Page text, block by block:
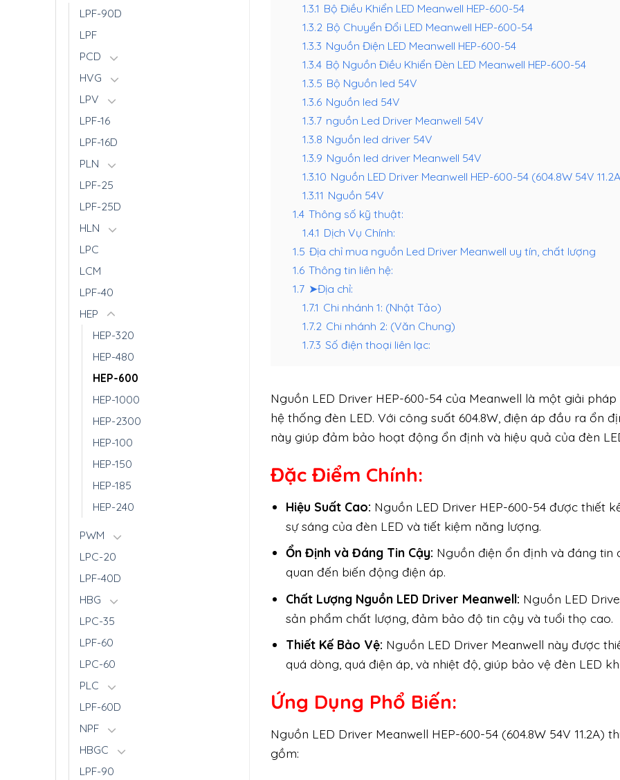
LPF-90D
LPF
PCD
HVG
LPV
LPF-16
LPF-16D
PLN
LPF-25
LPF-25D
HLN
LPC
LCM
LPF-40
HEP
HEP-320
HEP-480
HEP-600
HEP-1000
HEP-2300
HEP-100
HEP-150
HEP-185
HEP-240
PWM
LPC-20
LPF-40D
HBG
LPC-35
LPF-60
LPC-60
PLC
LPF-60D
NPF
HBGC
LPF-90
1.3.1 Bộ Điều Khiển LED Meanwell HEP-600-54
1.3.2 Bộ Chuyển Đổi LED Meanwell HEP-600-54
1.3.3 Nguồn Điện LED Meanwell HEP-600-54
1.3.4 Bộ Nguồn Điều Khiển Đèn LED Meanwell HEP-600-54
1.3.5 Bộ Nguồn led 54V
1.3.6 Nguồn led 54V
1.3.7 nguồn Led Driver Meanwell 54V
1.3.8 Nguồn led driver 54V
1.3.9 Nguồn led driver Meanwell 54V
1.3.10 Nguồn LED Driver Meanwell HEP-600-54 (604.8W 54V
1.3.11 Nguồn 54V
1.4 Thông số kỹ thuật:
1.4.1 Dịch Vụ Chính:
1.5 Địa chỉ mua nguồn Led Driver Meanwell uy tín, chất lượng
1.6 Thông tin liên hệ:
1.7 ➤Địa chỉ:
1.7.1 Chi nhánh 1: (Nhật Tảo)
1.7.2 Chi nhánh 2: (Văn Chung)
1.7.3 Số điện thoại liên lạc:
Nguồn LED Driver HEP-600-54 của Meanwell là một giải
hệ thống đèn LED. Với công suất 604.8W, điện áp đầu ra ổn
này giúp đảm bảo hoạt động ổn định và hiệu quả của đèn
Đặc Điểm Chính:
Hiệu Suất Cao: Nguồn LED Driver HEP-600-54 được thiết
sự sáng của đèn LED và tiết kiệm năng lượng.
Ổn Định và Đáng Tin Cậy: Nguồn điện ổn định và đáng tin
quan đến biến động điện áp.
Chất Lượng Nguồn LED Driver Meanwell: Nguồn LED
sản phẩm chất lượng, đảm bảo độ tin cậy và tuổi thọ cao.
Thiết Kế Bảo Vệ: Nguồn LED Driver Meanwell này được
quá dòng, quá điện áp, và nhiệt độ, giúp bảo vệ đèn LED
Ứng Dụng Phổ Biến:
Nguồn LED Driver Meanwell HEP-600-54 (604.8W 54V 11.2A)
gồm: